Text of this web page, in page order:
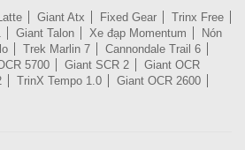
Giant Atx Fixed Gear
Trinx Free
Giant Talon Xe đạp Momentum
Nón
Trek Marlin 7
Cannondale Trail 6
5700 Giant SCR 2
Giant OCR
TrinX Tempo 1.0
Giant OCR 2600